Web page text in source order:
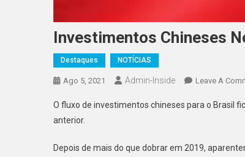
Investimentos Chineses
Destaques NOTÍCIAS
Ago 5, 2021 Admin-Inside Leave A
O fluxo de investimentos chineses para o Brasil
anterior.
Depois de mais do que dobrar em 2019,